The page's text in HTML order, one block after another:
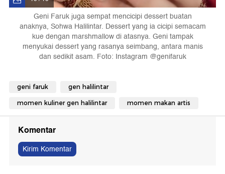
Geni Faruk juga sempat mencicipi dessert buatan
anaknya, Sohwa Halilintar. Dessert yang ia cicipi semacam
kue dengan marshmallow di atasnya. Geni tampak
menyukai dessert yang rasanya seimbang, antara manis
dan sedikit asam. Foto: Instagram @genifaruk
geni faruk gen halilintar
momen kuliner gen halilintar momen makan artis
Komentar
Kirim Komentar